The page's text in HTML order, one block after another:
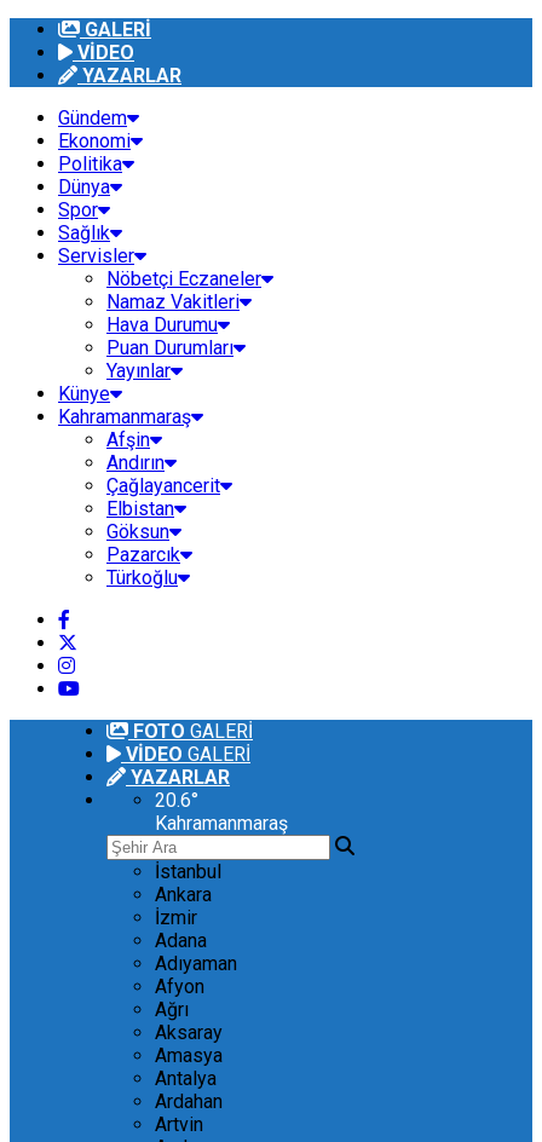
GALERİ
VİDEO
YAZARLAR
Gündem
Ekonomi
Politika
Dünya
Spor
Sağlık
Servisler
Nöbetçi Eczaneler
Namaz Vakitleri
Hava Durumu
Puan Durumları
Yayınlar
Künye
Kahramanmaraş
Afşin
Andırın
Çağlayancerit
Elbistan
Göksun
Pazarcık
Türkoğlu
FOTO GALERİ
VİDEO GALERİ
YAZARLAR
20.6°
Kahramanmaraş
İstanbul
Ankara
İzmir
Adana
Adıyaman
Afyon
Ağrı
Aksaray
Amasya
Antalya
Ardahan
Artvin